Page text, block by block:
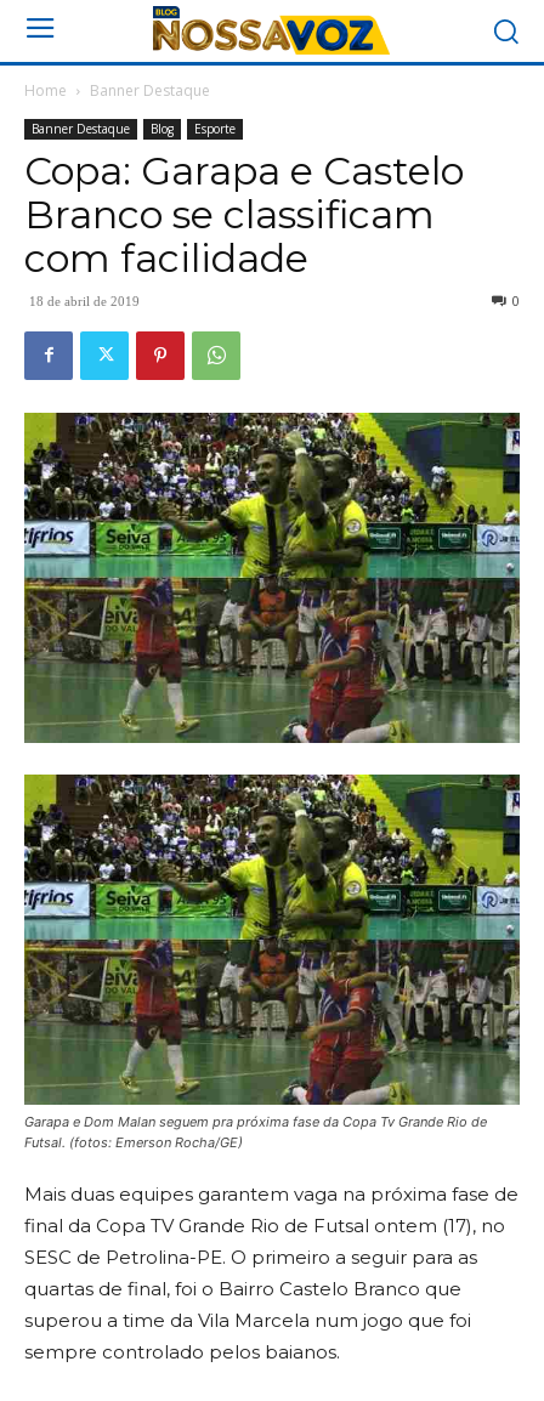
Home Banner Destaque
Banner Destaque Blog Esporte
Copa: Garapa e Castelo
Branco se classificam
com facilidade
18 de abril de 2019 0
Garapa e Dom Malan seguem pra próxima fase da Copa Tv Grande Rio de
Futsal. (fotos: Emerson Rocha/GE)
Mais duas equipes garantem vaga na próxima fase de
final da Copa TV Grande Rio de Futsal ontem (17), no
SESC de Petrolina-PE. O primeiro a seguir para as
quartas de final, foi o Bairro Castelo Branco que
superou a time da Vila Marcela num jogo que foi
sempre controlado pelos baianos.